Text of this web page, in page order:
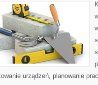
urządzeń, planowanie